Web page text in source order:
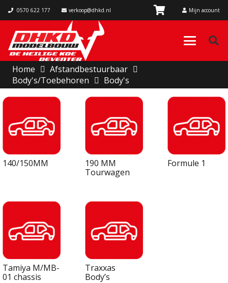
0570 622 177 verkoop@dhkd.nl Mijn account
Home
Afstandbestuurbaar
Body's/Toebehoren
Body's
140/150MM
190 MM
Tourwagen
Formule 1
Tamiya M/MB-
01 chassis
Traxxas
Body’s